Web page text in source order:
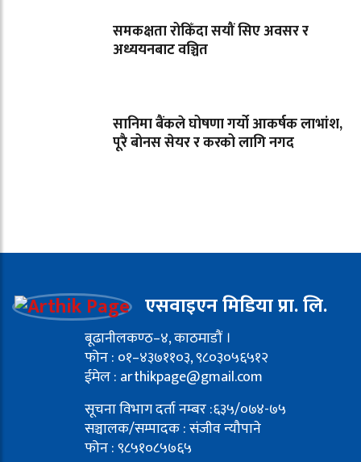
समकक्षता रोकिँदा सयौं सिए अवसर र
अध्ययनबाट वञ्चित
सानिमा बैंकले घोषणा गर्यो आकर्षक लाभांश,
पूरै बोनस सेयर र करको लागि नगद
एसवाइएन मिडिया प्रा. लि.
बूढानीलकण्ठ–४, काठमाडौं ।
फोन : ०१–४३७११०३, ९८०३०५६५१२
ईमेल : arthikpage@gmail.com
सूचना विभाग दर्ता नम्बर :६३५/०७४-७५
सञ्चालक/सम्पादक : संजीव न्यौपाने
फोन : ९८५१०८५७६५